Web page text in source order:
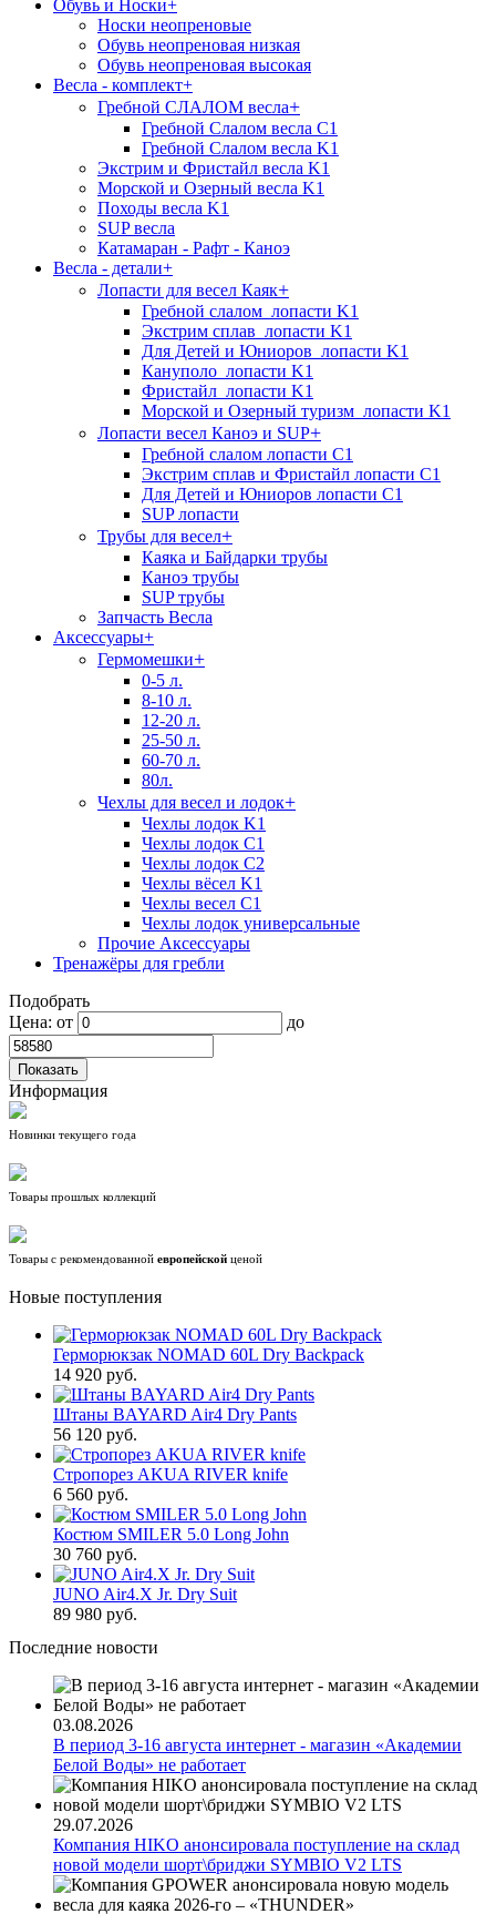
Обувь и Носки+
Носки неопреновые
Обувь неопреновая низкая
Обувь неопреновая высокая
Весла - комплект+
Гребной СЛАЛОМ весла+
Гребной Слалом весла C1
Гребной Слалом весла K1
Экстрим и Фристайл весла K1
Морской и Озерный весла K1
Походы весла K1
SUP весла
Катамаран - Рафт - Каноэ
Весла - детали+
Лопасти для весел Каяк+
Гребной слалом_лопасти K1
Экстрим сплав_лопасти K1
Для Детей и Юниоров_лопасти K1
Кануполо_лопасти K1
Фристайл_лопасти K1
Морской и Озерный туризм_лопасти K1
Лопасти весел Каноэ и SUP+
Гребной слалом лопасти C1
Экстрим сплав и Фристайл лопасти C1
Для Детей и Юниоров лопасти C1
SUP лопасти
Трубы для весел+
Каяка и Байдарки трубы
Каноэ трубы
SUP трубы
Запчасть Весла
Аксессуары+
Гермомешки+
0-5 л.
8-10 л.
12-20 л.
25-50 л.
60-70 л.
80л.
Чехлы для весел и лодок+
Чехлы лодок K1
Чехлы лодок C1
Чехлы лодок C2
Чехлы вёсел K1
Чехлы весел C1
Чехлы лодок универсальные
Прочие Аксессуары
Тренажёры для гребли
Подобрать
Цена: от до
Информация
Новинки текущего года
Товары прошлых коллекций
Товары с рекомендованной европейской ценой
Новые поступления
Герморюкзак NOMAD 60L Dry Backpack
14 920 руб.
Штаны BAYARD Air4 Dry Pants
56 120 руб.
Стропорез AKUA RIVER knife
6 560 руб.
Костюм SMILER 5.0 Long John
30 760 руб.
JUNO Air4.X Jr. Dry Suit
89 980 руб.
Последние новости
03.08.2026
В период 3-16 августа интернет - магазин «Академии
Белой Воды» не работает
29.07.2026
Компания HIKO анонсировала поступление на склад
новой модели шорт\бриджи SYMBIO V2 LTS